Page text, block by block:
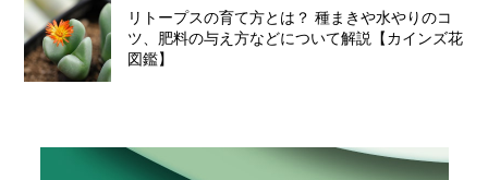
リトープスの育て方とは？ 種まきや水やりのコ
ツ、肥料の与え方などについて解説【カインズ花
図鑑】